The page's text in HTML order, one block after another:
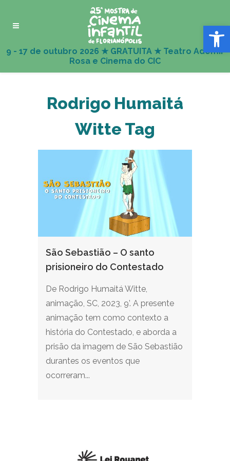
Abrir
Rodrigo Humaitá
Witte Tag
São Sebastião – O santo
prisioneiro do Contestado
De Rodrigo Humaitá Witte,
animação, SC, 2023, 9’. A presente
animação tem como contexto a
história do Contestado, e aborda a
prisão da imagem de São Sebastião
durantes os eventos que
ocorreram...